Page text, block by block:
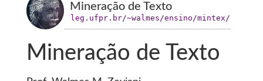
Mineração de Texto
leg.ufpr.br/~walmes/ensino/mintex/
Mineração de Texto